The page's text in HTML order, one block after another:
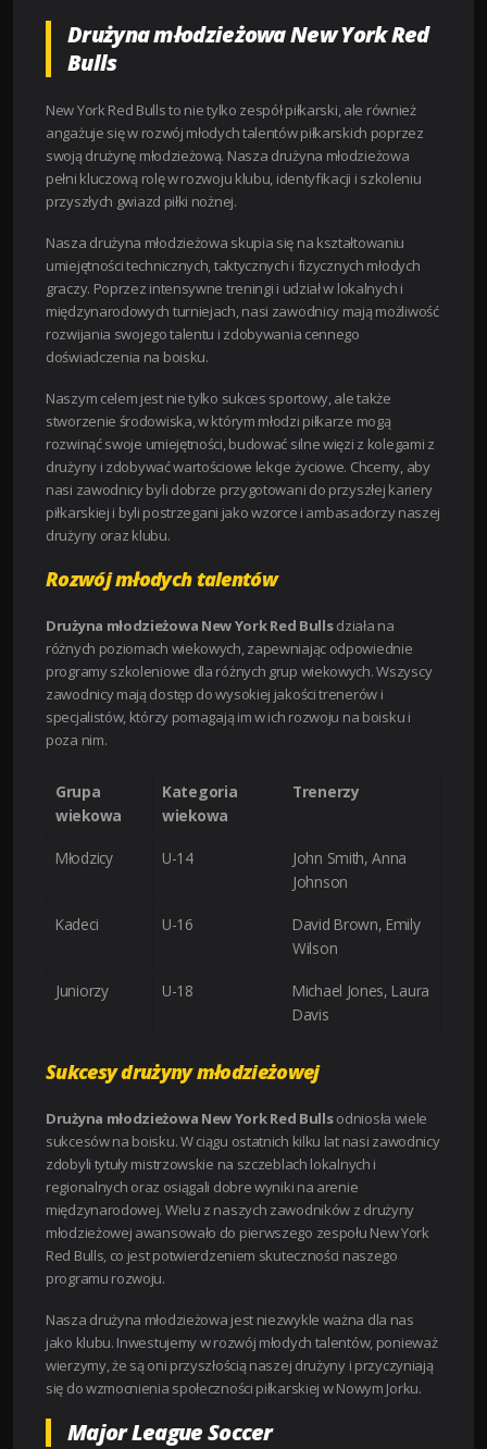
Drużyna młodzieżowa New York Red
Bulls
New York Red Bulls to nie tylko zespół piłkarski, ale również
angażuje się w rozwój młodych talentów piłkarskich poprzez
swoją drużynę młodzieżową. Nasza drużyna młodzieżowa
pełni kluczową rolę w rozwoju klubu, identyfikacji i szkoleniu
przyszłych gwiazd piłki nożnej.
Nasza drużyna młodzieżowa skupia się na kształtowaniu
umiejętności technicznych, taktycznych i fizycznych młodych
graczy. Poprzez intensywne treningi i udział w lokalnych i
międzynarodowych turniejach, nasi zawodnicy mają możliwość
rozwijania swojego talentu i zdobywania cennego
doświadczenia na boisku.
Naszym celem jest nie tylko sukces sportowy, ale także
stworzenie środowiska, w którym młodzi piłkarze mogą
rozwinąć swoje umiejętności, budować silne więzi z kolegami z
drużyny i zdobywać wartościowe lekcje życiowe. Chcemy, aby
nasi zawodnicy byli dobrze przygotowani do przyszłej kariery
piłkarskiej i byli postrzegani jako wzorce i ambasadorzy naszej
drużyny oraz klubu.
Rozwój młodych talentów
Drużyna młodzieżowa New York Red Bullsdziała na
różnych poziomach wiekowych, zapewniając odpowiednie
programy szkoleniowe dla różnych grup wiekowych. Wszyscy
zawodnicy mają dostęp do wysokiej jakości trenerów i
specjalistów, którzy pomagają im w ich rozwoju na boisku i
poza nim.
Grupa
wiekowa
Kategoria
wiekowa
Trenerzy
Młodzicy U-14
John Smith, Anna
Johnson
Kadeci U-16
David Brown, Emily
Wilson
Juniorzy U-18
Michael Jones, Laura
Davis
Sukcesy drużyny młodzieżowej
Drużyna młodzieżowa New York Red Bullsodniosła wiele
sukcesów na boisku. W ciągu ostatnich kilku lat nasi zawodnicy
zdobyli tytuły mistrzowskie na szczeblach lokalnych i
regionalnych oraz osiągali dobre wyniki na arenie
międzynarodowej. Wielu z naszych zawodników z drużyny
młodzieżowej awansowało do pierwszego zespołu New York
Red Bulls, co jest potwierdzeniem skuteczności naszego
programu rozwoju.
Nasza drużyna młodzieżowa jest niezwykle ważna dla nas
jako klubu. Inwestujemy w rozwój młodych talentów, ponieważ
wierzymy, że są oni przyszłością naszej drużyny i przyczyniają
się do wzmocnienia społeczności piłkarskiej w Nowym Jorku.
Major League Soccer